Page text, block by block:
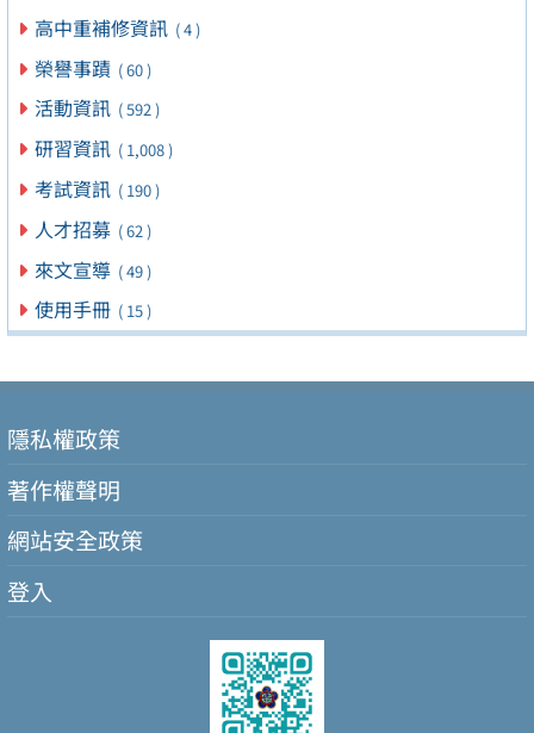
高中重補修資訊 ( 4 )
榮譽事蹟 ( 60 )
活動資訊 ( 592 )
研習資訊 ( 1,008 )
考試資訊 ( 190 )
人才招募 ( 62 )
來文宣導 ( 49 )
使用手冊 ( 15 )
隱私權政策
著作權聲明
網站安全政策
登入